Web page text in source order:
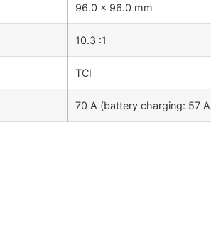
96.0 × 96.0 mm
10.3 :1
TCI
70 A (battery charging: 57